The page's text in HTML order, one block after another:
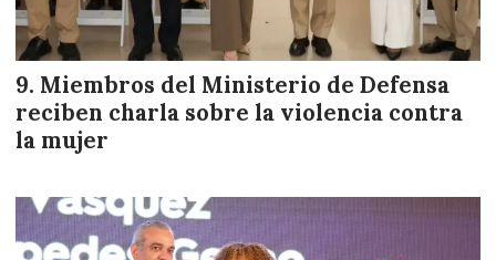
Miembros del Ministerio de Defensa
reciben charla sobre la violencia contra
la mujer